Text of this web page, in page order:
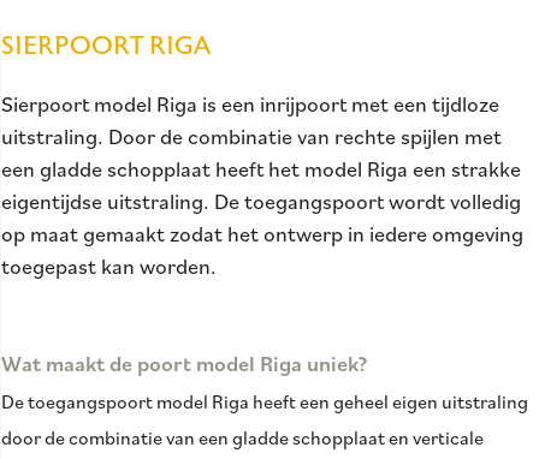
SIERPOORT RIGA
Sierpoort model Riga is een inrijpoort met een tijdloze
uitstraling. Door de combinatie van rechte spijlen met
een gladde schopplaat heeft het model Riga een strakke
eigentijdse uitstraling. De toegangspoort wordt volledig
op maat gemaakt zodat het ontwerp in iedere omgeving
toegepast kan worden.
Wat maakt de poort model Riga uniek?
De toegangspoort model Riga heeft een geheel eigen uitstraling
door de combinatie van een gladde schopplaat en verticale